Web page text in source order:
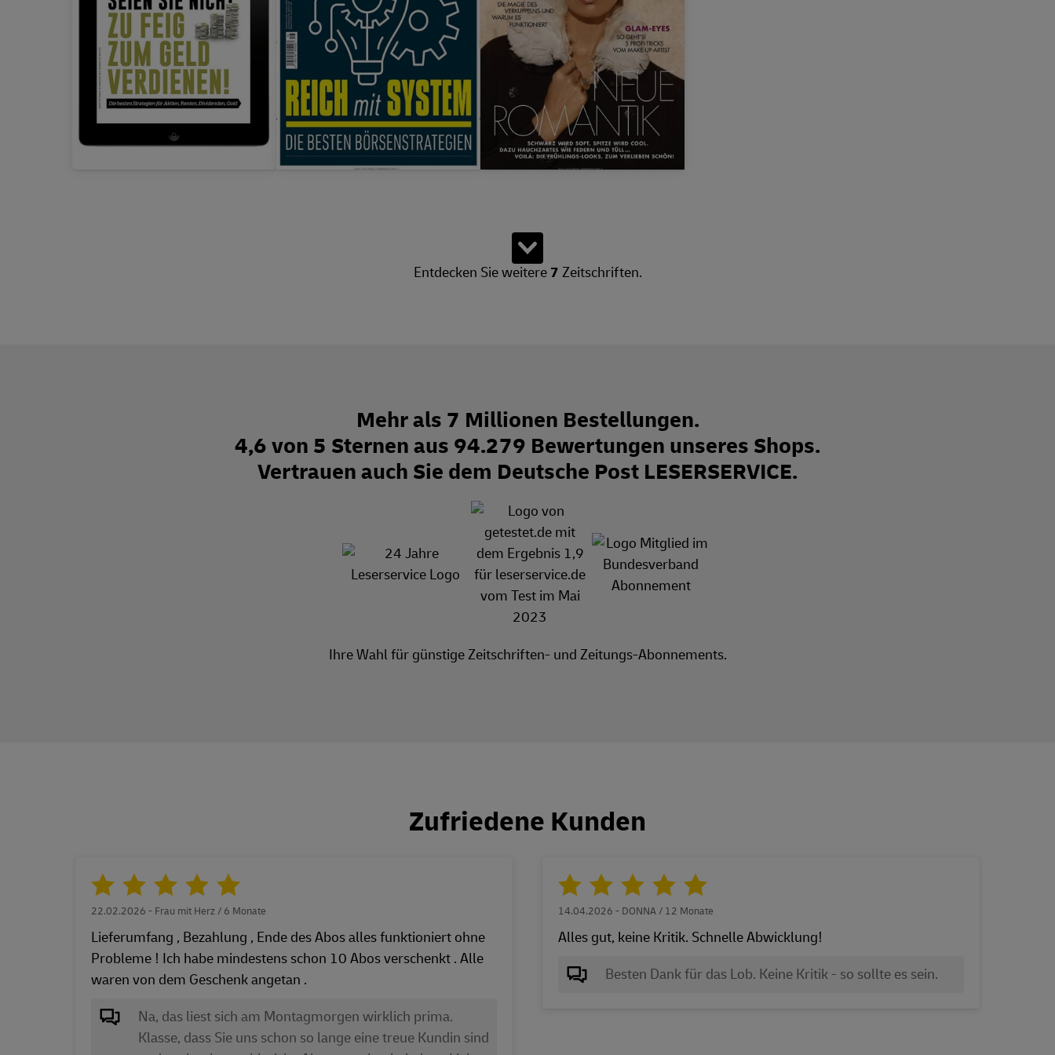
Zeige 15 von insgesamt 22 Produkten. Es sind weitere Produkte verfügbar.
Weitere Zeitschriften laden
Entdecken Sie weitere 7 Zeitschriften.
Mehr als 7 Millionen Bestellungen.
4,6 von 5 Sternen aus 94.279 Bewertungen unseres Shops.
Vertrauen auch Sie dem Deutsche Post LESERSERVICE.
Ihre Wahl für günstige Zeitschriften- und Zeitungs-Abonnements.
Zufriedene Kunden
22.02.2026 - Frau mit Herz / 6 Monate
Lieferumfang , Bezahlung , Ende des Abos alles funktioniert ohne
Probleme ! Ich habe mindestens schon 10 Abos verschenkt . Alle
waren von dem Geschenk angetan .
Na, das liest sich am Montagmorgen wirklich prima.
Klasse, dass Sie uns schon so lange eine treue Kundin sind
14.04.2026 - DONNA / 12 Monate
Alles gut, keine Kritik. Schnelle Abwicklung!
Besten Dank für das Lob. Keine Kritik - so sollte es sein.